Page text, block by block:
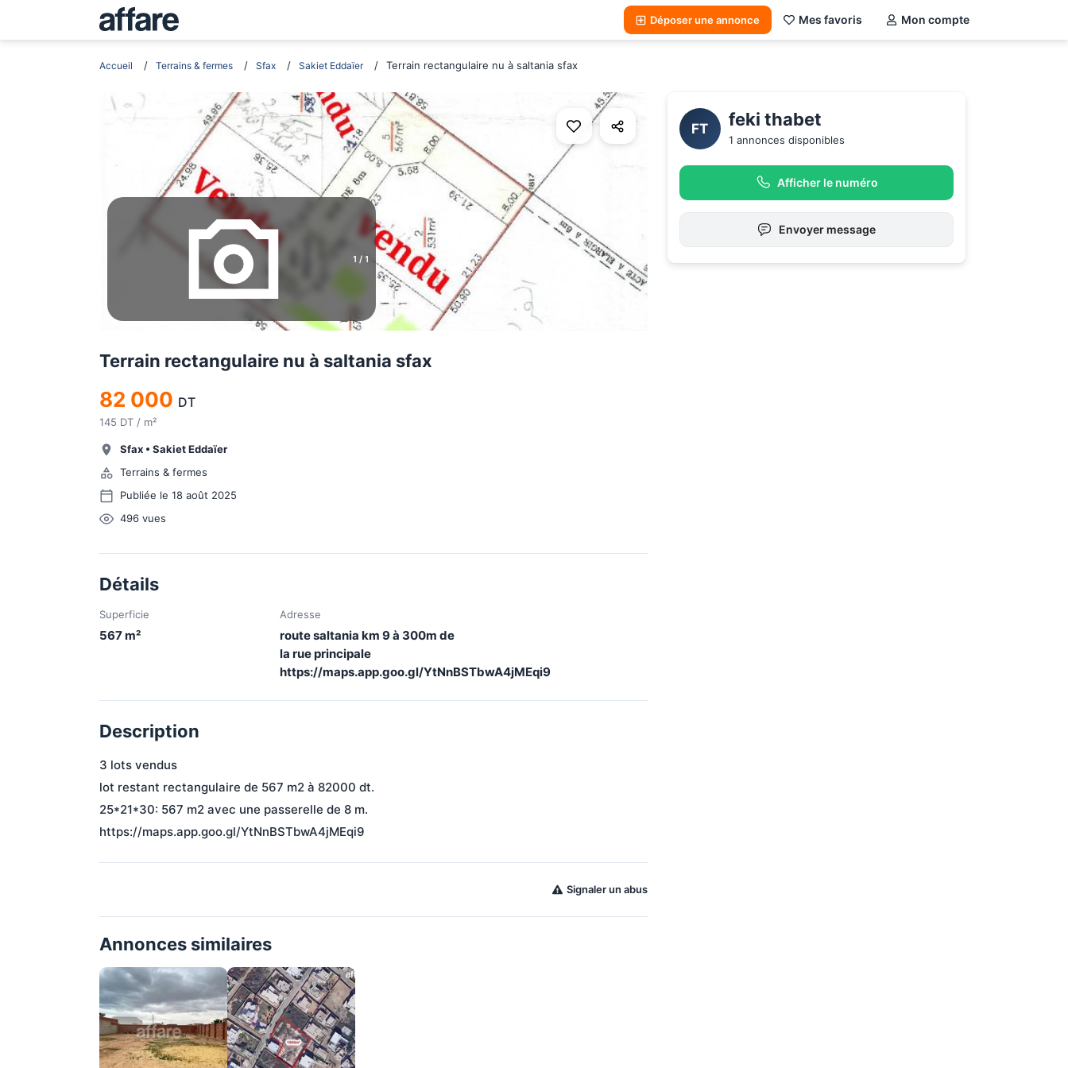
Déposer une annonce Mes favoris Mon compte
Accueil Terrains & fermes Sfax Sakiet Eddaïer Terrain rectangulaire nu à saltania sfax
1 / 1
Terrain rectangulaire nu à saltania sfax
82 000 DT
145 DT / m²
Sfax• Sakiet Eddaïer
Terrains & fermes
Publiée le 18 août 2025
496vues
Détails
Superficie
567m²
Adresse
route saltania km 9 à 300m de
la rue principale
https://maps.app.goo.gl/YtNnBSTbwA4jMEqi9
Description
3 lots vendus
lot restant rectangulaire de 567 m2 à 82000 dt.
25*21*30: 567 m2 avec une passerelle de 8 m.
https://maps.app.goo.gl/YtNnBSTbwA4jMEqi9
Signaler un abus
Annonces similaires
FT feki thabet
1 annonces disponibles
Afficher le numéro
Envoyer message